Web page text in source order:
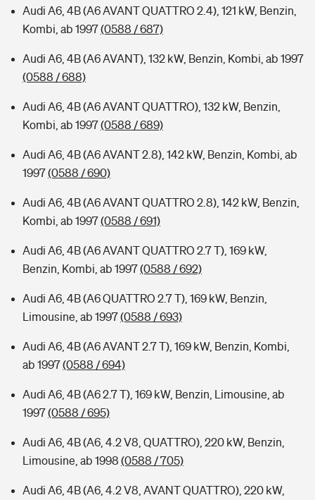
Audi A6, 4B (A6 AVANT QUATTRO 2.4), 121 kW, Benzin,
Kombi, ab 1997(0588 / 687)
Audi A6, 4B (A6 AVANT), 132 kW, Benzin, Kombi, ab 1997
(0588 / 688)
Audi A6, 4B (A6 AVANT QUATTRO), 132 kW, Benzin,
Kombi, ab 1997(0588 / 689)
Audi A6, 4B (A6 AVANT 2.8), 142 kW, Benzin, Kombi, ab
1997(0588 / 690)
Audi A6, 4B (A6 AVANT QUATTRO 2.8), 142 kW, Benzin,
Kombi, ab 1997(0588 / 691)
Audi A6, 4B (A6 AVANT QUATTRO 2.7 T), 169 kW,
Benzin, Kombi, ab 1997(0588 / 692)
Audi A6, 4B (A6 QUATTRO 2.7 T), 169 kW, Benzin,
Limousine, ab 1997(0588 / 693)
Audi A6, 4B (A6 AVANT 2.7 T), 169 kW, Benzin, Kombi,
ab 1997(0588 / 694)
Audi A6, 4B (A6 2.7 T), 169 kW, Benzin, Limousine, ab
1997(0588 / 695)
Audi A6, 4B (A6, 4.2 V8, QUATTRO), 220 kW, Benzin,
Limousine, ab 1998 (0588 / 705)
Audi A6, 4B (A6, 4.2 V8, AVANT QUATTRO), 220 kW,